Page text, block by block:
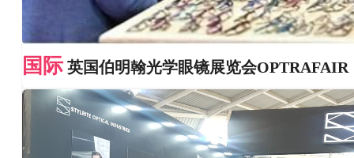
国际 英国伯明翰光学眼镜展览会OPTRAFAIR